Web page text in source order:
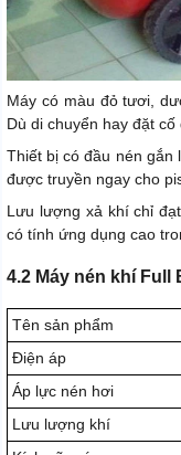
Máy có màu đỏ tươi,
Dù di chuyển hay đặt cố
Thiết bị có đầu nén
được truyền ngay cho
Lưu lượng xả khí chỉ
có tính ứng dụng cao
4.2 Máy nén khí Full
Tên sản phẩm
Điện áp
Áp lực nén hơi
Lưu lượng khí